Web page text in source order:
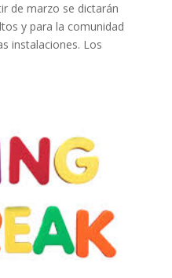
de marzo se dictarán
y para la comunidad
instalaciones. Los